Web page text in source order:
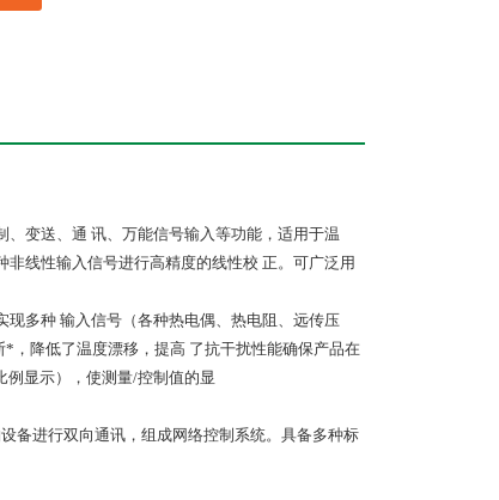
变送、通 讯、万能信号输入等功能，适用于温
线性输入信号进行高精度的线性校 正。可广泛用
多种 输入信号（各种热电偶、热电阻、远传压
，降低了温度漂移，提高 了抗干扰性能确保产品在
例显示），使测量/控制值的显
备进行双向通讯，组成网络控制系统。具备多种标